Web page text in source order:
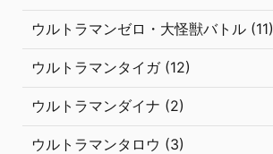
ウルトラマンゼロ・大怪獣バトル (11)
ウルトラマンタイガ (12)
ウルトラマンダイナ (2)
ウルトラマンタロウ (3)